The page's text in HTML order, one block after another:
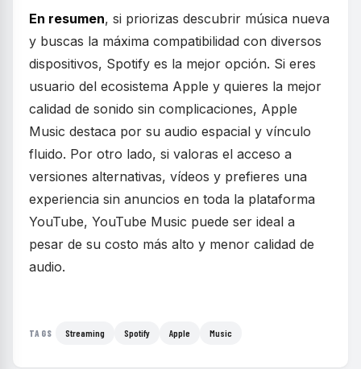
En resumen, si priorizas descubrir música nueva
y buscas la máxima compatibilidad con diversos
dispositivos, Spotify es la mejor opción. Si eres
usuario del ecosistema Apple y quieres la mejor
calidad de sonido sin complicaciones, Apple
Music destaca por su audio espacial y vínculo
fluido. Por otro lado, si valoras el acceso a
versiones alternativas, vídeos y prefieres una
experiencia sin anuncios en toda la plataforma
YouTube, YouTube Music puede ser ideal a
pesar de su costo más alto y menor calidad de
audio.
TAGS Streaming Spotify Apple Music